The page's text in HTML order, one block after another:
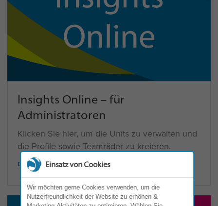
Insights Online – für
Administratoren
Klicken Sie hier, um die Units zu verwalten und
die Profile sowie Teamräder zu kreieren.
DAS LOGINEinsatz von Cookies
Wir möchten gerne Cookies verwenden, um die
Nutzerfreundlichkeit der Website zu erhöhen &